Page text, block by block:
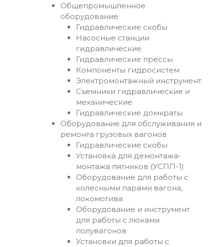
Общепромышленное
оборудование
Гидравлические скобы
Насосные станции
гидравлические
Гидравлические прессы
Компоненты гидросистем
Электромонтажный инструмент
Съемники гидравлические и
механические
Гидравлические домкраты
Оборудование для обслуживания и
ремонта грузовых вагонов
Гидравлические скобы
Установка для демонтажа-
монтажа пятников (УСПП-1)
Оборудование для работы с
колесными парами вагона,
локомотива
Оборудование и инструмент
для работы с люками
полувагонов
Установки для работы с